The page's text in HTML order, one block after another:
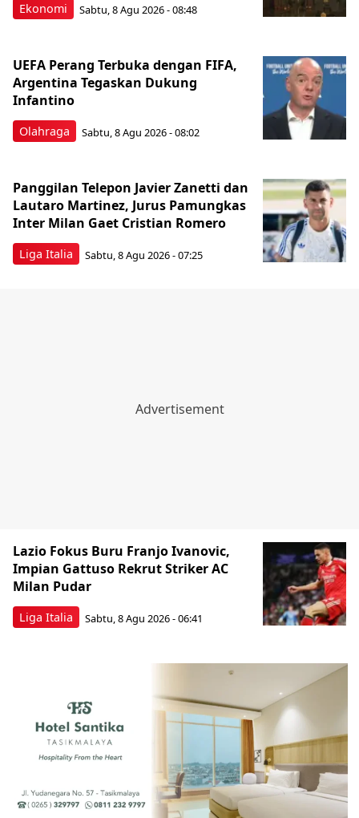
Ekonomi Sabtu, 8 Agu 2026 - 08:48
Olahraga
UEFA Perang Terbuka dengan FIFA,
Argentina Tegaskan Dukung
Infantino
Sabtu, 8 Agu 2026 - 08:02
Liga Italia
Panggilan Telepon Javier Zanetti dan
Lautaro Martinez, Jurus Pamungkas
Inter Milan Gaet Cristian Romero
Sabtu, 8 Agu 2026 - 07:25
Liga Italia
Lazio Fokus Buru Franjo Ivanovic,
Impian Gattuso Rekrut Striker AC
Milan Pudar
Sabtu, 8 Agu 2026 - 06:41